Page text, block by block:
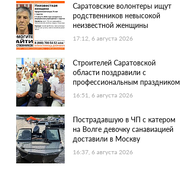
Саратовские волонтеры ищут
родственников невысокой
неизвестной женщины
17:12, 6 августа 2026
Строителей Саратовской
области поздравили с
профессиональным праздником
16:51, 6 августа 2026
Пострадавшую в ЧП с катером
на Волге девочку санавиацией
доставили в Москву
16:37, 6 августа 2026